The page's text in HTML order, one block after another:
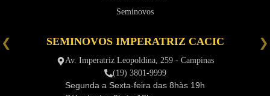
Seminovos
SEMINOVOS IMPERATRIZ CACIC
Av. Imperatriz Leopoldina, 259 - Campinas
(19) 3801-9999
Segunda a Sexta-feira das 8hàs 19h